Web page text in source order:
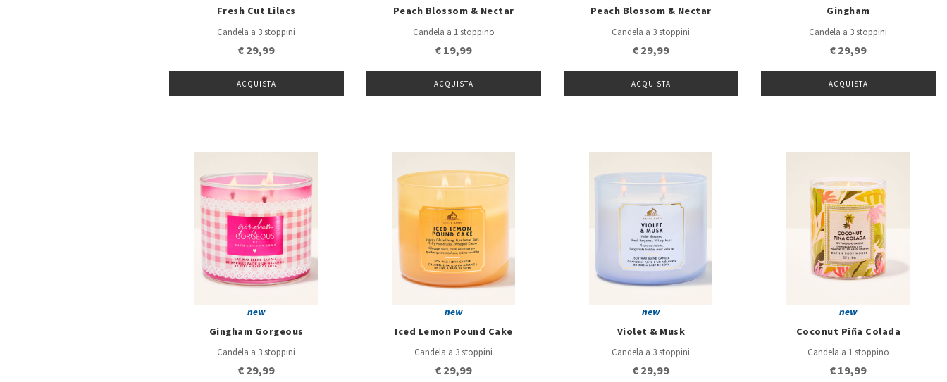
Fresh Cut Lilacs
Candela a 3 stoppini
€ 29,99
ACQUISTA
Peach Blossom & Nectar
Candela a 1 stoppino
€ 19,99
ACQUISTA
Peach Blossom & Nectar
Candela a 3 stoppini
€ 29,99
ACQUISTA
Gingham
Candela a 3 stoppini
€ 29,99
ACQUISTA
new
Gingham Gorgeous
Candela a 3 stoppini
€ 29,99
new
Iced Lemon Pound Cake
Candela a 3 stoppini
€ 29,99
new
Violet & Musk
Candela a 3 stoppini
€ 29,99
new
Coconut Piña Colada
Candela a 1 stoppino
€ 19,99